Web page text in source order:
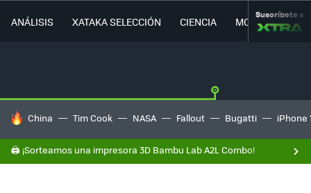
ANÁLISIS XATAKA SELECCIÓN CIENCIA MOVILIDAD
Suscríbete a
HOY SE HABLA DE
China Tim Cook NASA Fallout Bugatti iPhone
🖨️ ¡Sorteamos una impresora 3D Bambu Lab A2L Combo!